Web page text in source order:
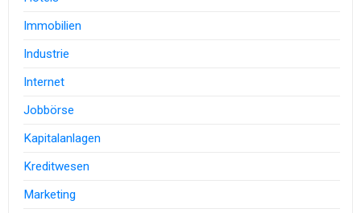
Immobilien
Industrie
Internet
Jobbörse
Kapitalanlagen
Kreditwesen
Marketing